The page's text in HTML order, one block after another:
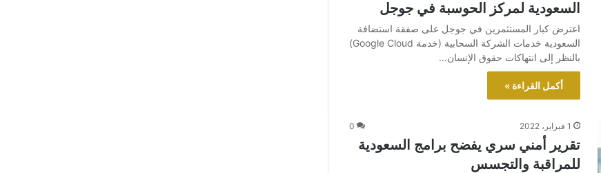
السعودية لمركز الحوسبة في جوجل
اعترض كبار المستثمرين في جوجل على صفقة استضافة
السعودية خدمات الشركة السحابية (خدمة Google Cloud)
بالنظر إلى انتهاكات حقوق الإنسان…
أكمل القراءة »
1 فبراير، 2022 0
تقرير أمني سري يفضح برامج السعودية
للمراقبة والتجسس